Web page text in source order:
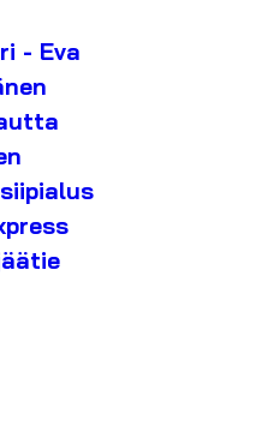
- Eva